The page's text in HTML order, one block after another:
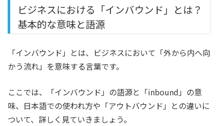
ビジネスにおける「インバウンド」とは？
基本的な意味と語源
「インバウンド」とは、ビジネスにおいて「外から内へ向
かう流れ」を意味する言葉です。
ここでは、「インバウンド」の語源と「inbound」の意
味、日本語での使われ方や「アウトバウンド」との違いに
ついて、詳しく見ていきましょう。